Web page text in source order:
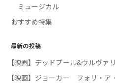
ミュージカル
おすすめ特集
最新の投稿
【映画】デッドプール&ウルヴァ
【映画】ジョーカー フォリ・ア